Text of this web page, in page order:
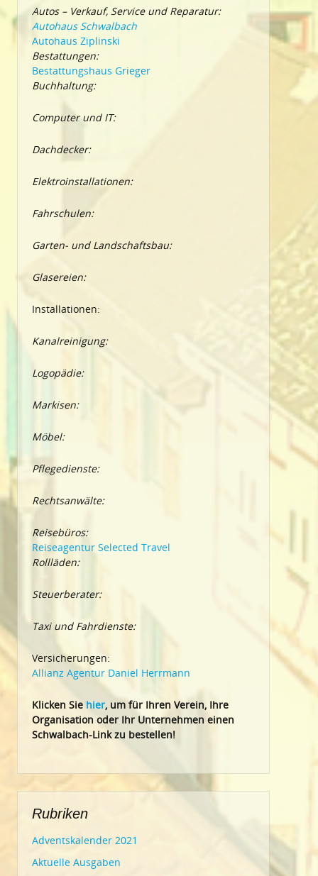
Autos – Verkauf, Service und Reparatur:
Autohaus Schwalbach
Autohaus Ziplinski
Bestattungen:
Bestattungshaus Grieger
Buchhaltung:
Computer und IT:
Dachdecker:
Elektroinstallationen:
Fahrschulen:
Garten- und Landschaftsbau:
Glasereien:
Installationen:
Kanalreinigung:
Logopädie:
Markisen:
Möbel:
Pflegedienste:
Rechtsanwälte:
Reisebüros:
Reiseagentur Selected Travel
Rollläden:
Steuerberater:
Taxi und Fahrdienste:
Versicherungen:
Allianz Agentur Daniel Herrmann
Klicken Sie hier, um für Ihren Verein, Ihre
Organisation oder Ihr Unternehmen einen
Schwalbach-Link zu bestellen!
Rubriken
Adventskalender 2021
Aktuelle Ausgaben